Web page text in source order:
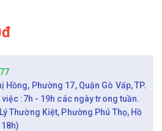
Hồng, Phường 17, Quận Gò Vấp, TP.
:7h - 19h các ngày trong tuần.
Thường Kiệt, Phường Phú Thọ, Hồ